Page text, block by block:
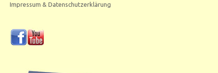
Impressum & Datenschutzerklärung